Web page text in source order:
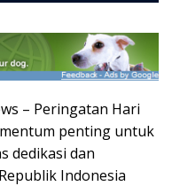
– Peringatan Hari
penting untuk
dedikasi dan
Indonesia